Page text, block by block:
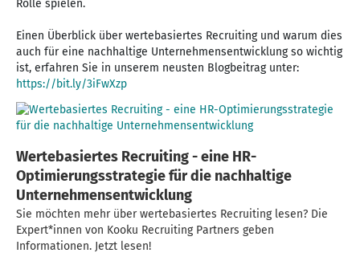
Rolle spielen.
Einen Überblick über wertebasiertes Recruiting und warum dies
auch für eine nachhaltige Unternehmensentwicklung so wichtig
ist, erfahren Sie in unserem neusten Blogbeitrag unter:
https://bit.ly/3iFwXzp
Wertebasiertes Recruiting - eine HR-
Optimierungsstrategie für die nachhaltige
Unternehmensentwicklung
Sie möchten mehr über wertebasiertes Recruiting lesen? Die
Expert*innen von Kooku Recruiting Partners geben
Informationen. Jetzt lesen!